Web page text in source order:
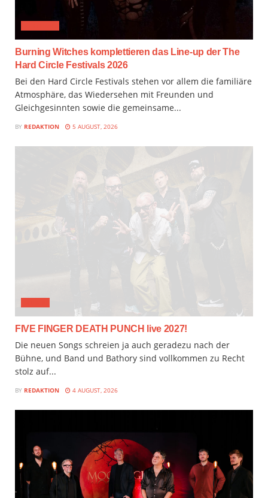
Burning Witches komplettieren das Line-up der The
Hard Circle Festivals 2026
Bei den Hard Circle Festivals stehen vor allem die familiäre
Atmosphäre, das Wiedersehen mit Freunden und
Gleichgesinnten sowie die gemeinsame...
BY REDAKTION 5 AUGUST, 2026
FIVE FINGER DEATH PUNCH live 2027!
Die neuen Songs schreien ja auch geradezu nach der
Bühne, und Band und Bathory sind vollkommen zu Recht
stolz auf...
BY REDAKTION 4 AUGUST, 2026